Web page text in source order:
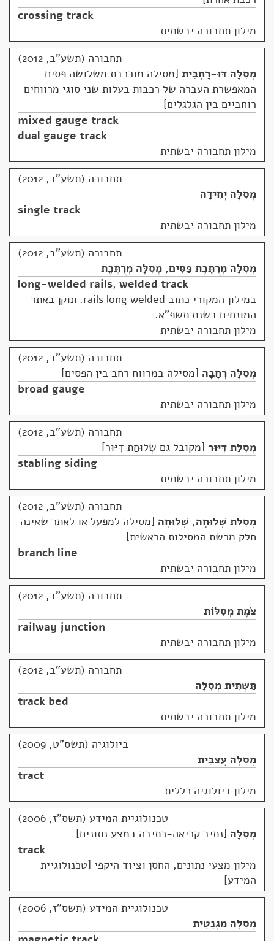
crossing track
מילון תחבורה יבשתית
תחבורה (תשע"ב, 2012)
מְסִלָּה דּוּ-רָחְבִּית מסילה מורכבת משלושה פסים
המאפשרת העברה של רכבות בעלות שני סוגי מרווחים
רוחביים בין הגלגלים
mixed gauge track
dual gauge track
מילון תחבורה יבשתית
תחבורה (תשע"ב, 2012)
מְסִלָּה יְחִידָה
single track
מילון תחבורה יבשתית
תחבורה (תשע"ב, 2012)
מְסִלָּה מְרֻתֶּכֶת פַּסִּים, מְסִלָּה מְרֻתֶּכֶת
long-welded rails, welded track
במילון המקורי כתוב rails long welded. תוקן באתר
המונחים בשנת תשפ"א.
מילון תחבורה יבשתית
תחבורה (תשע"ב, 2012)
מְסִלָּה רְחָבָה מסילה במרווח רחב בין הפסים
broad gauge
מילון תחבורה יבשתית
תחבורה (תשע"ב, 2012)
מְסִלַּת דִּיּוּר מקובל גם שְׁלוּחַת דִּיּוּר
stabling siding
מילון תחבורה יבשתית
תחבורה (תשע"ב, 2012)
מְסִלַּת שְׁלוּחָה, שְׁלוּחָה מסילה למפעל או לאתר שאינה
חלק מרשת המסילות הראשית
branch line
מילון תחבורה יבשתית
תחבורה (תשע"ב, 2012)
צֹמֶת מְסִלּוֹת
railway junction
מילון תחבורה יבשתית
תחבורה (תשע"ב, 2012)
תַּשְׁתִּית מְסִלָּה
track bed
מילון תחבורה יבשתית
ביולוגיה (תשס"ט, 2009)
מְסִלָּה עֲצַבִּית
tract
מילון ביולוגיה כללית
טכנולוגיית המידע (תשס"ז, 2006)
מְסִלָּה נתיב קריאה-כתיבה במצע נתונים
track
מילון מצעי נתונים, החסן וציוד היקפי [טכנולוגיית
המידע]
טכנולוגיית המידע (תשס"ז, 2006)
מְסִלָּה מַגְנֵטִית